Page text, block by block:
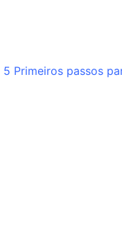
5 Primeiros passos